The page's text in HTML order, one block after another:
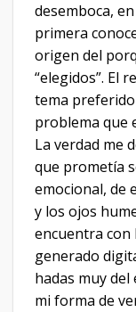
desemboca,
primera
origen del
“elegidos”. El
tema
problema que
La verdad me
que prometía
emocional, de
y los ojos
encuentra con
generado
hadas muy
mi forma de